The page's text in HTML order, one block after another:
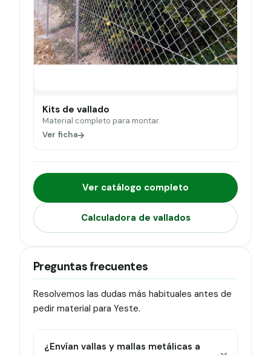
Kits de vallado
Material completo para montar.
Ver ficha
Ver catálogo completo
Calculadora de vallados
Preguntas frecuentes
Resolvemos las dudas más habituales antes de
pedir material para Yeste.
¿Envían vallas y mallas metálicas a